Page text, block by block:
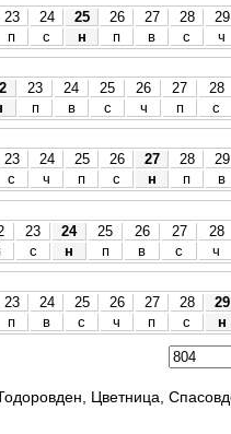
23 24 25 26 27 28 29
п с н п в с ч
23 24 25 26 27 28
п в с ч п с
23 24 25 26 27 28 29
с ч п с н п в
23 24 25 26 27 28
с н п в с ч
23 24 25 26 27 28 29
п в с ч п с н
Цветница,